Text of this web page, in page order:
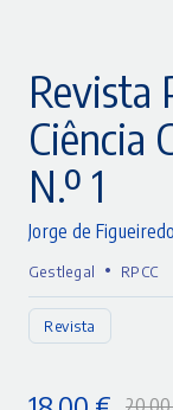
Revista
Ciência
N.º 1
Jorge de
Gestlegal • RPCC
Revista
20,00